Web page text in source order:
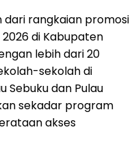
dari rangkaian promosi
2026 di Kabupaten
lebih dari 20
sekolah di
Sebuku dan Pulau
sekadar program
akses